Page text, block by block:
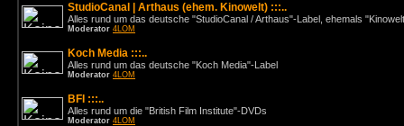
StudioCanal | Arthaus (ehem. Kinowelt) :::..
Alles rund um das deutsche "StudioCanal / Arthaus"-Label, ehemals
Moderator 4LOM
Koch Media :::..
Alles rund um das deutsche "Koch Media"-Label
Moderator 4LOM
BFI :::..
Alles rund um die "British Film Institute"-DVDs
Moderator 4LOM